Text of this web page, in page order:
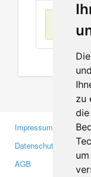
zu
die
Keine
Impressum
Datenschutzerklärung
AGB